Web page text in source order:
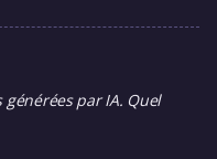
par IA. Quel